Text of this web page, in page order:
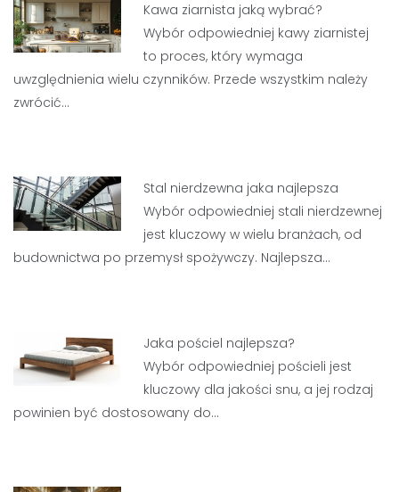
Kawa ziarnista jaką wybrać?
Wybór odpowiedniej kawy ziarnistej
to proces, który wymaga
uwzględnienia wielu czynników. Przede wszystkim należy
zwrócić…
Stal nierdzewna jaka najlepsza
Wybór odpowiedniej stali nierdzewnej
jest kluczowy w wielu branżach, od
budownictwa po przemysł spożywczy. Najlepsza…
Jaka pościel najlepsza?
Wybór odpowiedniej pościeli jest
kluczowy dla jakości snu, a jej rodzaj
powinien być dostosowany do…